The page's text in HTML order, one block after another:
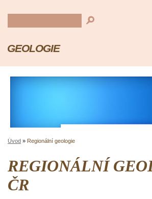
GEOLOGIE
Úvod » Regionální geologie
REGIONÁLNÍ
ČR